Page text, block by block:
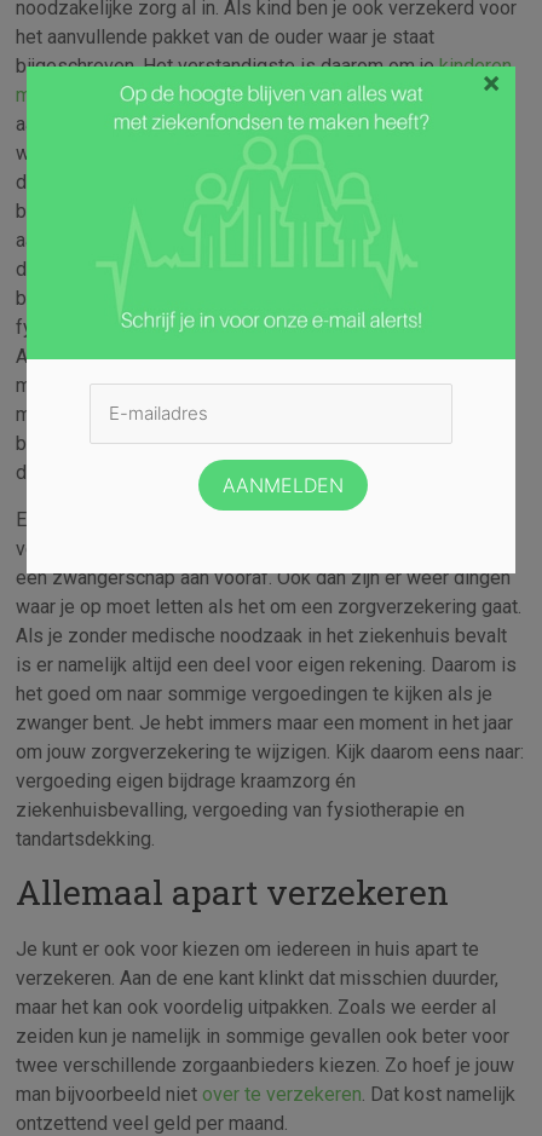
noodzakelijke zorg al in. Als kind ben je ook verzekerd voor
het aanvullende pakket van de ouder waar je staat
bijgeschreven. Het verstandigste is daarom om jekinderen
mee te verzekeren op de polis van de ouder met de
aanvullende verzekering die het meest uitgebreid is. Je
weet zelf wie dat in huis is. In dat geval is jouw zoon of
dochter ook verzekerd voor alternatieve geneeswijzen
bijvoorbeeld. Normaal gesproken zou je dat niet als
aanvullende verzekering kiezen voor je kind. Gelukkig is hij
dankzij één van jullie er ook voor verzekerd. Naast de
basisverzekering is orthodontie, een tandartsdekking en
fysiotherapie het belangrijkste voor jouw zoon of dochter.
Als dat al in jouw aanvullende verzekering zit is dat mooi
meegenomen. Bovendien hoef je natuurlijk niet vanaf
moment één de orthodontie toe te voegen. Een beugel
begint ongeveer vanaf de 10 jaar op z’n vroegst. Je hoeft
die vergoeding eerder dus nog niet toe te voegen.
Er gaat natuurlijk nog veel vooraf voordat de kinderen
verzekerd moeten zijn voor orthodontie. Er gaat altijd eerst
een zwangerschap aan vooraf. Ook dan zijn er weer dingen
waar je op moet letten als het om een zorgverzekering gaat.
Als je zonder medische noodzaak in het ziekenhuis bevalt
is er namelijk altijd een deel voor eigen rekening. Daarom is
het goed om naar sommige vergoedingen te kijken als je
zwanger bent. Je hebt immers maar een moment in het jaar
om jouw zorgverzekering te wijzigen. Kijk daarom eens naar:
vergoeding eigen bijdrage kraamzorg én
ziekenhuisbevalling, vergoeding van fysiotherapie en
tandartsdekking.
Allemaal apart verzekeren
Je kunt er ook voor kiezen om iedereen in huis apart te
verzekeren. Aan de ene kant klinkt dat misschien duurder,
maar het kan ook voordelig uitpakken. Zoals we eerder al
zeiden kun je namelijk in sommige gevallen ook beter voor
twee verschillende zorgaanbieders kiezen. Zo hoef je jouw
man bijvoorbeeld niet over te verzekeren. Dat kost namelijk
ontzettend veel geld per maand.
×